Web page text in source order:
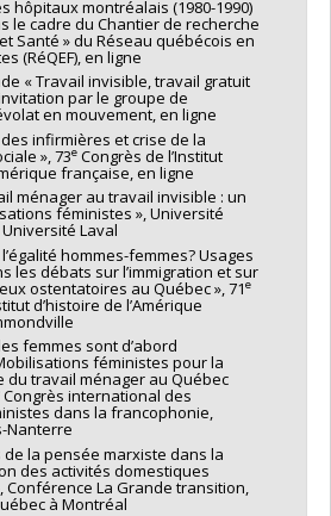
hôpitaux montréalais (1980-1990)
le cadre du Chantier de recherche
Santé » du Réseau québécois en
(RéQEF), en ligne
« Travail invisible, travail gratuit
par le groupe de
en mouvement, en ligne
infirmières et crise de la
», 73e Congrès de l’Institut
française, en ligne
ménager au travail invisible : un
féministes », Université
Laval
hommes-femmes? Usages
les débats sur l’immigration et sur
ostentatoires au Québec », 71e
d’histoire de l’Amérique
femmes sont d’abord
féministes pour la
du travail ménager au Québec
Congrès international des
dans la francophonie,
Nanterre
la pensée marxiste dans la
des activités domestiques
Conférence La Grande transition,
à Montréal